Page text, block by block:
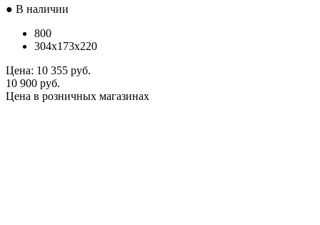
● В наличии
800
304x173x220
Цена: 10 355 руб.
10 900 руб.
Цена в розничных магазинах